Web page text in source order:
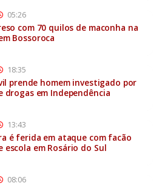
05:26
com 70 quilos de maconha na
Bossoroca
18:35
prende homem investigado por
drogas em Independência
13:43
é ferida em ataque com facão
escola em Rosário do Sul
08:06